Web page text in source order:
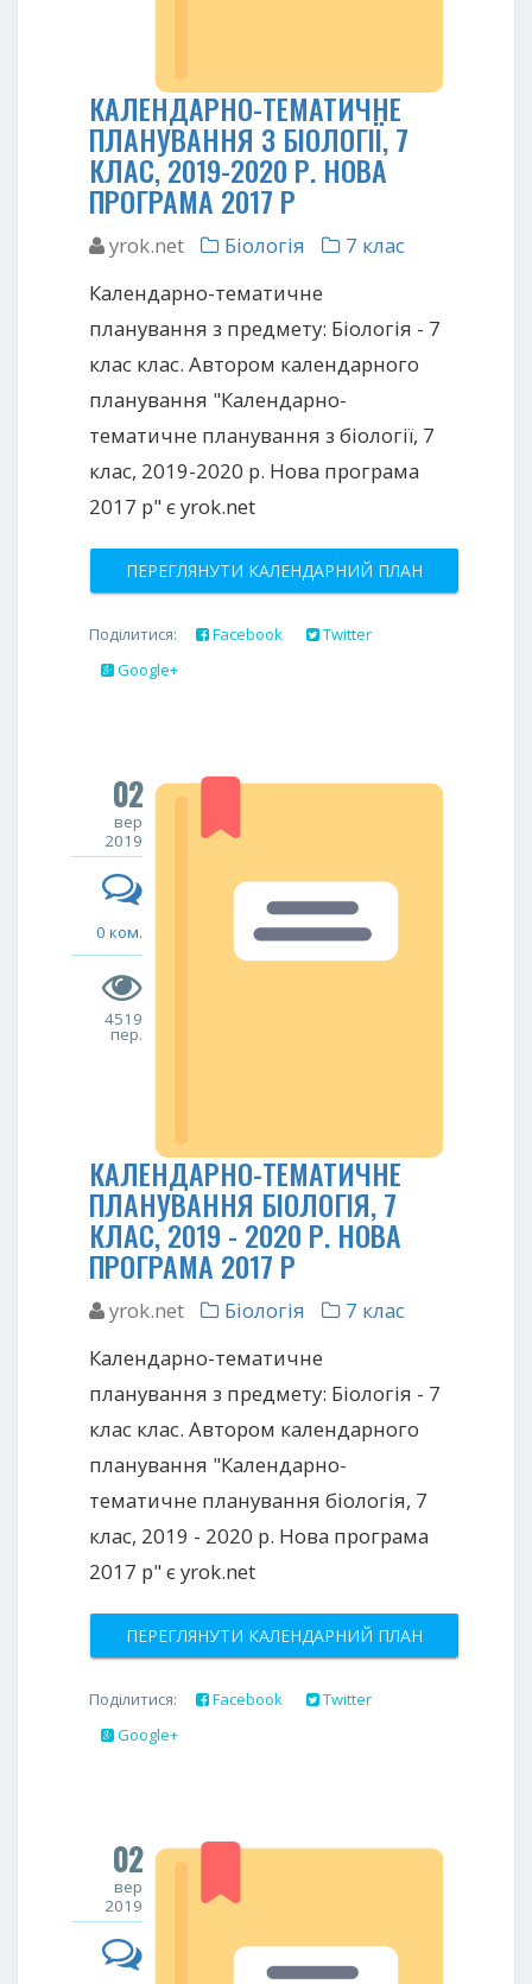
КАЛЕНДАРНО-ТЕМАТИЧНЕ
ПЛАНУВАННЯ З БІОЛОГІЇ, 7
КЛАС, 2019-2020 Р. НОВА
ПРОГРАМА 2017 Р
yrok.net Біологія
7 клас
Календарно-тематичне
планування з предмету: Біологія - 7
клас клас. Автором календарного
планування "Календарно-
тематичне планування з біології, 7
клас, 2019-2020 р. Нова програма
2017 р" є yrok.net
ПЕРЕГЛЯНУТИ КАЛЕНДАРНИЙ ПЛАН
Поділитися: Facebook
Twitter
Google+
02
вер
2019
0 ком.
4519
пер.
КАЛЕНДАРНО-ТЕМАТИЧНЕ
ПЛАНУВАННЯ БІОЛОГІЯ, 7
КЛАС, 2019 - 2020 Р. НОВА
ПРОГРАМА 2017 Р
yrok.net Біологія
7 клас
Календарно-тематичне
планування з предмету: Біологія - 7
клас клас. Автором календарного
планування "Календарно-
тематичне планування біологія, 7
клас, 2019 - 2020 р. Нова програма
2017 р" є yrok.net
ПЕРЕГЛЯНУТИ КАЛЕНДАРНИЙ ПЛАН
Поділитися: Facebook
Twitter
Google+
02
вер
2019